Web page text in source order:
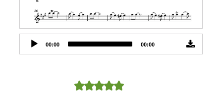
Audio
Player
00:00 00:00